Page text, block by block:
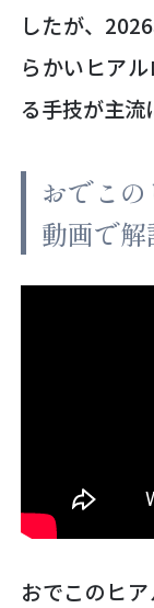
したが、
らかいヒア
る手技が主流
おでこ
動画で解
おでこのヒ